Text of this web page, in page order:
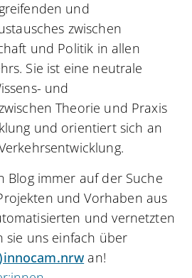
und
zwischen
und Politik in allen
Sie ist eine neutrale
und
Theorie und Praxis
und orientiert sich an
Blog immer auf der Suche
und Vorhaben aus
und vernetzten
sie uns einfach über
an!